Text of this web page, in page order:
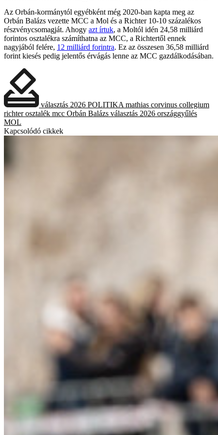
Az Orbán-kormánytól egyébként még 2020-ban kapta meg az
Orbán Balázs vezette MCC a Mol és a Richter 10-10 százalékos
részvénycsomagját. Ahogy azt írtuk, a Moltól idén 24,58 milliárd
forintos osztalékra számíthatna az MCC, a Richtertől ennek
nagyjából felére, 12 milliárd forintra. Ez az összesen 36,58 milliárd
forint kiesés pedig jelentős érvágás lenne az MCC gazdálkodásában.
választás 2026 POLITIKA mathias corvinus collegium
richter osztalék mcc Orbán Balázs választás 2026 országgyűlés
MOL
Kapcsolódó cikkek